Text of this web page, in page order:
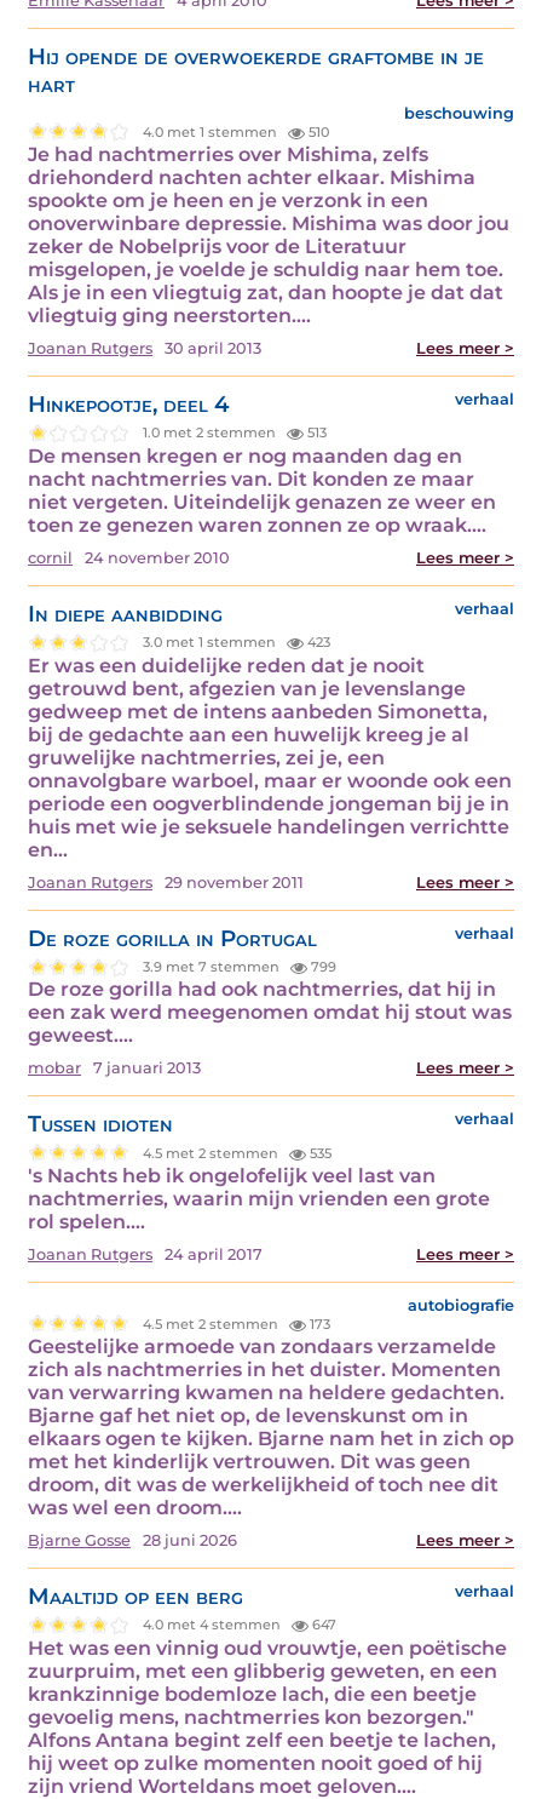
Hij opende de overwoekerde graftombe in je
hart
beschouwing
4.0 met 1 stemmen 510
Je had nachtmerries over Mishima, zelfs
driehonderd nachten achter elkaar. Mishima
spookte om je heen en je verzonk in een
onoverwinbare depressie. Mishima was door jou
zeker de Nobelprijs voor de Literatuur
misgelopen, je voelde je schuldig naar hem toe.
Als je in een vliegtuig zat, dan hoopte je dat dat
vliegtuig ging neerstorten.…
Joanan Rutgers 30 april 2013 Lees meer >
Hinkepootje, deel 4 verhaal
1.0 met 2 stemmen 513
De mensen kregen er nog maanden dag en
nacht nachtmerries van. Dit konden ze maar
niet vergeten. Uiteindelijk genazen ze weer en
toen ze genezen waren zonnen ze op wraak.…
cornil 24 november 2010 Lees meer >
In diepe aanbidding verhaal
3.0 met 1 stemmen 423
Er was een duidelijke reden dat je nooit
getrouwd bent, afgezien van je levenslange
gedweep met de intens aanbeden Simonetta,
bij de gedachte aan een huwelijk kreeg je al
gruwelijke nachtmerries, zei je, een
onnavolgbare warboel, maar er woonde ook een
periode een oogverblindende jongeman bij je in
huis met wie je seksuele handelingen verrichtte
en…
Joanan Rutgers 29 november 2011 Lees meer >
De roze gorilla in Portugal verhaal
3.9 met 7 stemmen 799
De roze gorilla had ook nachtmerries, dat hij in
een zak werd meegenomen omdat hij stout was
geweest.…
mobar 7 januari 2013 Lees meer >
Tussen idioten verhaal
4.5 met 2 stemmen 535
's Nachts heb ik ongelofelijk veel last van
nachtmerries, waarin mijn vrienden een grote
rol spelen.…
Joanan Rutgers 24 april 2017 Lees meer >
autobiografie
4.5 met 2 stemmen 173
Geestelijke armoede van zondaars verzamelde
zich als nachtmerries in het duister. Momenten
van verwarring kwamen na heldere gedachten.
Bjarne gaf het niet op, de levenskunst om in
elkaars ogen te kijken. Bjarne nam het in zich op
met het kinderlijk vertrouwen. Dit was geen
droom, dit was de werkelijkheid of toch nee dit
was wel een droom.…
Bjarne Gosse 28 juni 2026 Lees meer >
Maaltijd op een berg verhaal
4.0 met 4 stemmen 647
Het was een vinnig oud vrouwtje, een poëtische
zuurpruim, met een glibberig geweten, en een
krankzinnige bodemloze lach, die een beetje
gevoelig mens, nachtmerries kon bezorgen."
Alfons Antana begint zelf een beetje te lachen,
hij weet op zulke momenten nooit goed of hij
zijn vriend Worteldans moet geloven.…